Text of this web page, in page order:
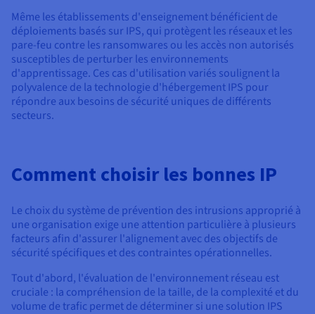
Même les établissements d'enseignement bénéficient de
déploiements basés sur IPS, qui protègent les réseaux et les
pare-feu contre les ransomwares ou les accès non autorisés
susceptibles de perturber les environnements
d'apprentissage. Ces cas d'utilisation variés soulignent la
polyvalence de la technologie d'hébergement IPS pour
répondre aux besoins de sécurité uniques de différents
secteurs.
Comment choisir les bonnes IP
Le choix du système de prévention des intrusions approprié à
une organisation exige une attention particulière à plusieurs
facteurs afin d'assurer l'alignement avec des objectifs de
sécurité spécifiques et des contraintes opérationnelles.
Tout d'abord, l'évaluation de l'environnement réseau est
cruciale : la compréhension de la taille, de la complexité et du
volume de trafic permet de déterminer si une solution IPS